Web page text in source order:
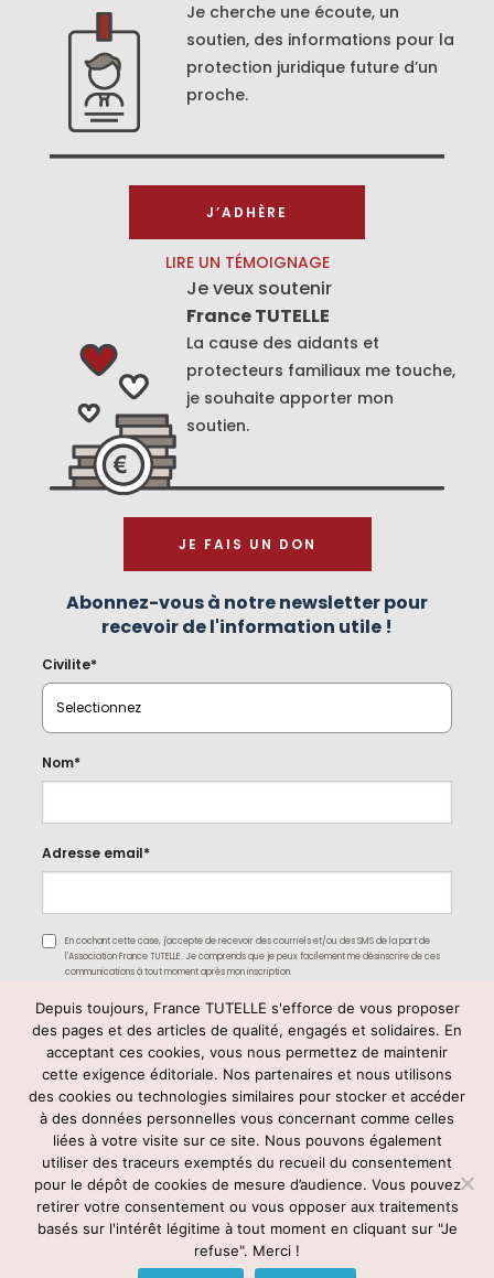
Je cherche une écoute, un
soutien, des informations pour la
protection juridique future d’un
proche.
J’ADHÈRE
LIRE UN TÉMOIGNAGE
Je veux soutenir
France TUTELLE
La cause des aidants et
protecteurs familiaux me touche,
je souhaite apporter mon
soutien.
JE FAIS UN DON
Abonnez-vous à notre newsletter pour
recevoir de l'information utile !
Civilite*
Nom*
Adresse email*
En cochant cette case, j'accepte de recevoir des courriels et/ou des SMS de la part de
l'Association France TUTELLE. Je comprends que je peux facilement me désinscrire de ces
communications à tout moment après mon inscription.
Rejoignez-nous
mentions légales– contact@francetutelle.org
Depuis toujours, France TUTELLE s'efforce de vous proposer
des pages et des articles de qualité, engagés et solidaires. En
acceptant ces cookies, vous nous permettez de maintenir
cette exigence éditoriale. Nos partenaires et nous utilisons
des cookies ou technologies similaires pour stocker et accéder
à des données personnelles vous concernant comme celles
liées à votre visite sur ce site. Nous pouvons également
utiliser des traceurs exemptés du recueil du consentement
pour le dépôt de cookies de mesure d’audience. Vous pouvez
retirer votre consentement ou vous opposer aux traitements
basés sur l'intérêt légitime à tout moment en cliquant sur "Je
refuse". Merci !